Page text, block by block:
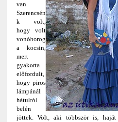
van.
Szerencsén
k volt,
hogy volt
vonóhorog
a kocsin,
mert
gyakorta
előfordult,
hogy piros
lámpánál
hátulról
belén
jöttek. Volt, aki többször is,